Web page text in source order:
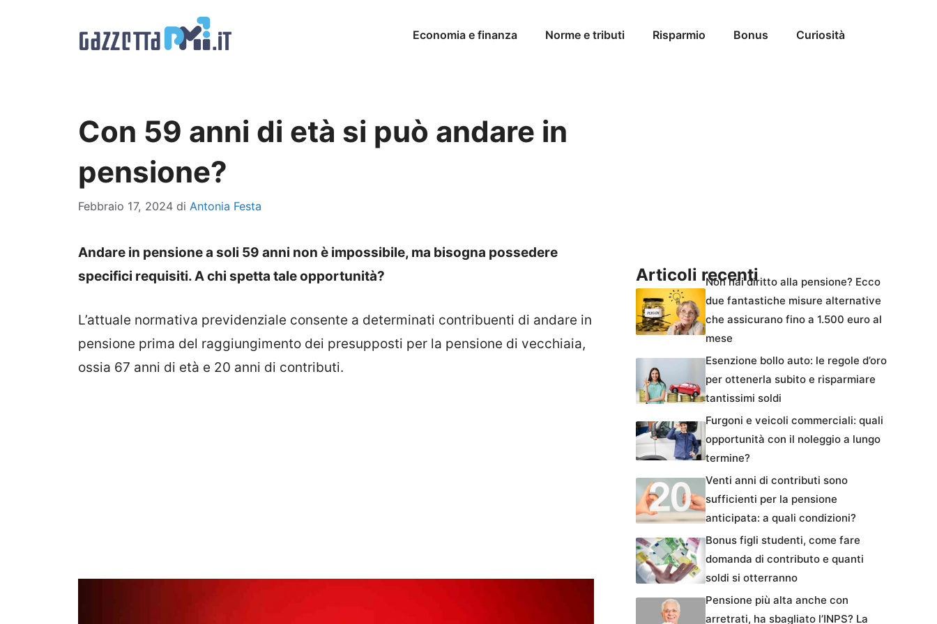
Economia e finanza Norme e tributi Risparmio Bonus Curiosità
Con 59 anni di età si può andare in
pensione?
Febbraio 17, 2024 di Antonia Festa
Andare in pensione a soli 59 anni non è impossibile, ma bisogna possedere
specifici requisiti. A chi spetta tale opportunità?
L’attuale normativa previdenziale consente a determinati contribuenti di andare in
pensione prima del raggiungimento dei presupposti per la pensione di vecchiaia,
ossia 67 anni di età e 20 anni di contributi.
Articoli recentiNon hai diritto alla pensione? Ecco
due fantastiche misure alternative
che assicurano fino a 1.500 euro al
mese
Esenzione bollo auto: le regole d’oro
per ottenerla subito e risparmiare
tantissimi soldi
Furgoni e veicoli commerciali: quali
opportunità con il noleggio a lungo
termine?
Venti anni di contributi sono
sufficienti per la pensione
anticipata: a quali condizioni?
Bonus figli studenti, come fare
domanda di contributo e quanti
soldi si otterranno
Pensione più alta anche con
arretrati, ha sbagliato l’INPS? La